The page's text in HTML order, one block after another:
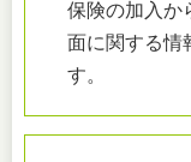
保険の加入か
面に関する情
す。